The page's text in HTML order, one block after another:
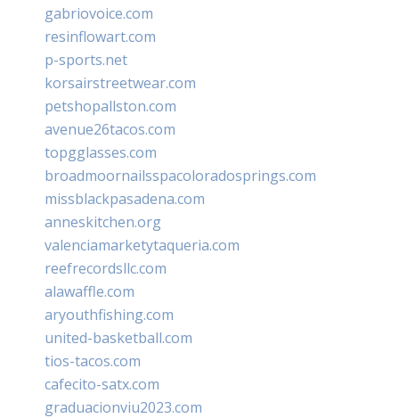
gabriovoice.com
resinflowart.com
p-sports.net
korsairstreetwear.com
petshopallston.com
avenue26tacos.com
topgglasses.com
broadmoornailsspacoloradosprings.com
missblackpasadena.com
anneskitchen.org
valenciamarketytaqueria.com
reefrecordsllc.com
alawaffle.com
aryouthfishing.com
united-basketball.com
tios-tacos.com
cafecito-satx.com
graduacionviu2023.com